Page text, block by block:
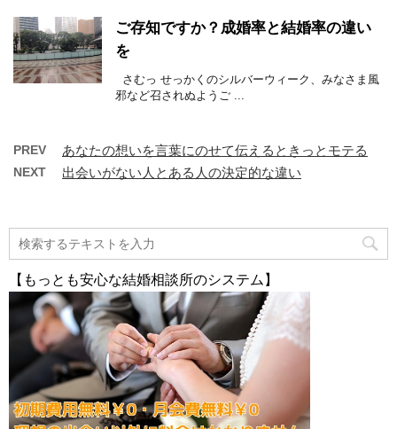
ご存知ですか？成婚率と結婚率の違い
を
さむっ せっかくのシルバーウィーク、みなさま風
邪など召されぬようご ...
PREV あなたの想いを言葉にのせて伝えるときっとモテる
NEXT 出会いがない人とある人の決定的な違い
【もっとも安心な結婚相談所のシステム】